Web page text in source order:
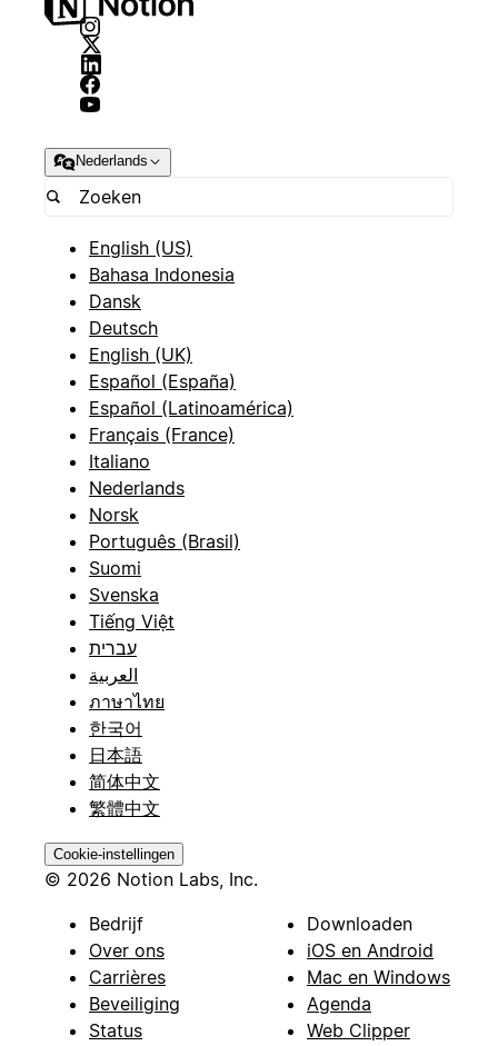
Nederlands
English (US)
Bahasa Indonesia
Dansk
Deutsch
English (UK)
Español (España)
Español (Latinoamérica)
Français (France)
Italiano
Nederlands
Norsk
Português (Brasil)
Suomi
Svenska
Tiếng Việt
עברית
العربية
ภาษาไทย
한국어
日本語
简体中文
繁體中文
Cookie-instellingen
© 2026 Notion Labs, Inc.
Bedrijf
Over ons
Carrières
Beveiliging
Status
Downloaden
iOS en Android
Mac en Windows
Agenda
Web Clipper